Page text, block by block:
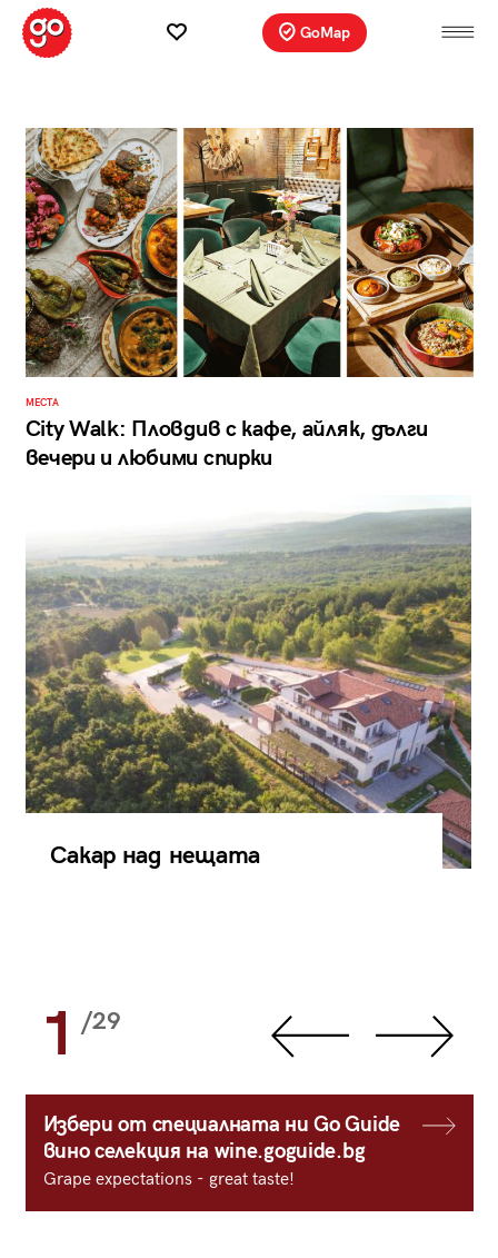
GoMap
МЕСТА
City Walk: Пловдив с кафе, айляк, дълги
вечери и любими спирки
Сакар над нещата
1 /29
Избери от специалната ни Go Guide
вино селекция на wine.goguide.bg
Grape expectations - great taste!